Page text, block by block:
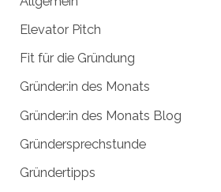
c
h
:
i
v
Elevator Pitch
Fit für die Gründung
Gründer:in des Monats
Gründer:in des Monats Blog
Gründersprechstunde
Gründertipps